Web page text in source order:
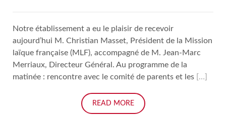
Notre établissement a eu le plaisir de recevoir
aujourd’hui M. Christian Masset, Président de la Mission
laïque française (MLF), accompagné de M. Jean-Marc
Merriaux, Directeur Général. Au programme de la
matinée : rencontre avec le comité de parents et les
[…]
READ MORE